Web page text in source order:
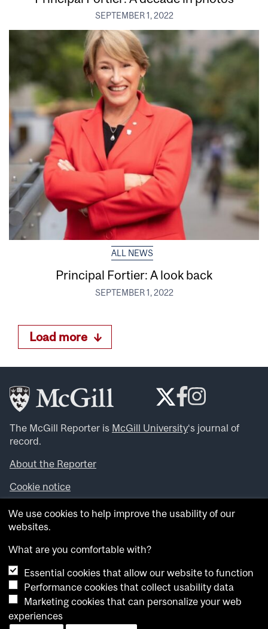
SEPTEMBER 1, 2022
ALL NEWS
Principal Fortier: A look back
SEPTEMBER 1, 2022
Load more
The McGill Reporter is McGill University‘s journal of
record.
About the Reporter
Cookie notice
Looking for more news, videos and expert opinions? Try
theMcGill Newsroom .
archives.
Want to contribute an item to what’snew@mcgill?
Submit your item through our online form.
Have an idea for a Reporter article? Email us at
whatsnew.cer@mcgill.ca
We use cookies to help improve the usability of our
websites.
What are you comfortable with?
Essential cookies that allow our website to function
Performance cookies that collect usability data
Marketing cookies that can personalize your web
experiences